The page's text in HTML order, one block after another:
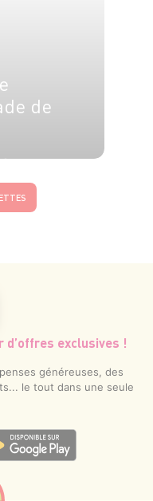
de
d’offres exclusives !
généreuses, des
le tout dans une seule